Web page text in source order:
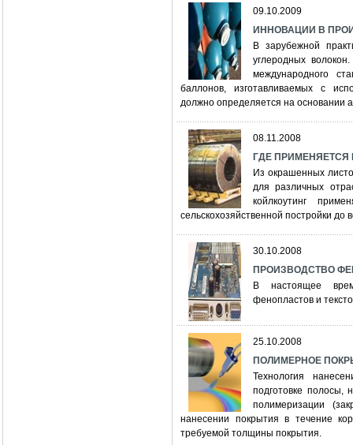
09.10.2009
ИННОВАЦИИ В
В зарубежной
углеродных
международного
баллонов, изготавливаемых с
должно определяется на основании
08.11.2008
ГДЕ
Из окрашенных
для различных
койлкоутинг
сельскохозяйственной постройки до
30.10.2008
ПРОИЗВОДСТВО
В настоящее
фенопластов и
25.10.2008
ПОЛИМЕРНОЕ
Технология
подготовке полосы,
полимеризации
нанесении покрытия в течение
требуемой толщины покрытия.